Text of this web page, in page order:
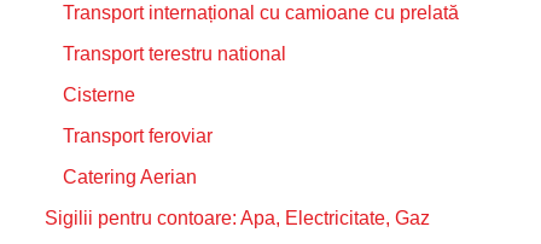
Transport internațional cu camioane cu prelată
Transport terestru national
Cisterne
Transport feroviar
Catering Aerian
Sigilii pentru contoare: Apa, Electricitate, Gaz